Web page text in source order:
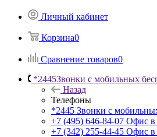
Личный кабинет
Корзина0
Сравнение товаров0
*2445Звонки с мобильных
Назад
Телефоны
*2445 Звонки с
+7 (495) 646-84-07 Офис в
+7 (342) 255-44-45 Офис